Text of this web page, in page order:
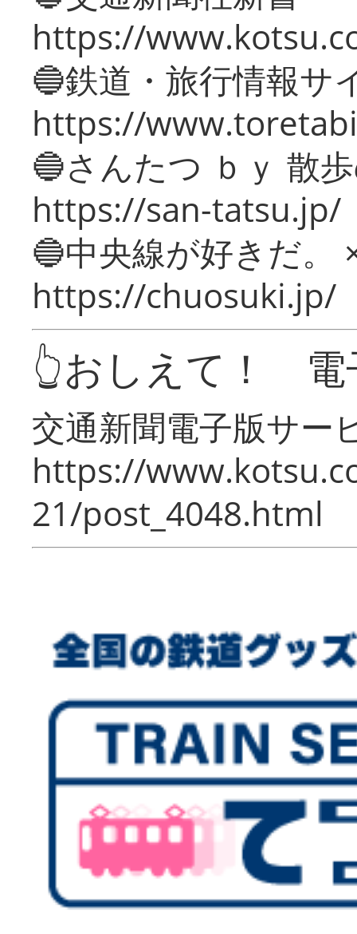
https://
🔵鉄道・旅行情報サ
https://
🔵さんたつ ｂｙ 散
https://san-tatsu.jp/
🔵中央線が好きだ。
https://chuosuki.jp/
👆おしえて！ 電
交通新聞電子版サー
https://
21/post_4048.html